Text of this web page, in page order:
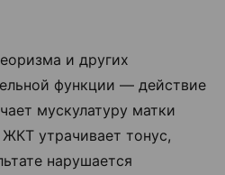
и других
функции — действие
мускулатуру матки
утрачивает тонус,
нарушается